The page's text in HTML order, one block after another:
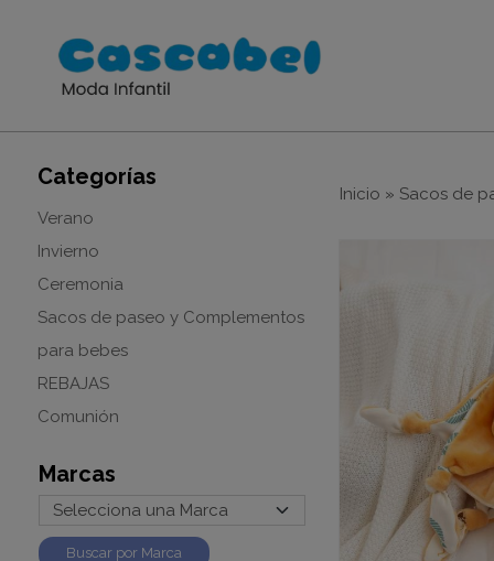
Categorías
Verano
Invierno
Ceremonia
Sacos de paseo y Complementos
para bebes
REBAJAS
Comunión
Marcas
Inicio » Sacos de